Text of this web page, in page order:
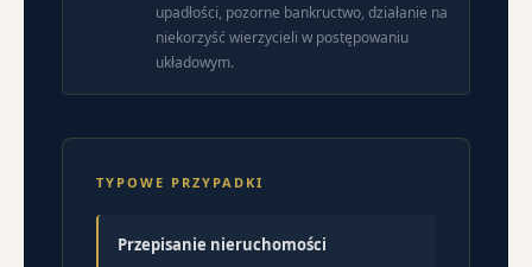
upadłości, pozorne bankructwo, działanie na
niekorzyść wierzycieli w postępowaniu
układowym.
TYPOWE PRZYPADKI
Przepisanie nieruchomości